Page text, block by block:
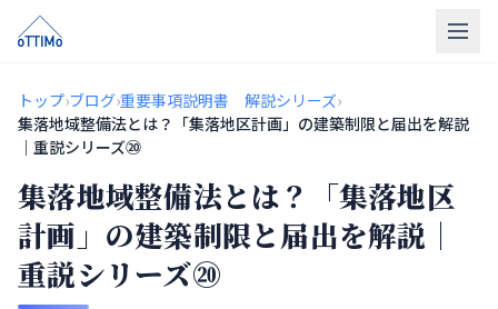
トップ
売買仲介
販売物件
買取
リフォーム
トップ›ブログ›重要事項説明書 解説シリーズ›
集落地域整備法とは？「集落地区計画」の建築制限と届出を解説
｜重説シリーズ⑳
集落地域整備法とは？「集落地区
計画」の建築制限と届出を解説｜
重説シリーズ⑳